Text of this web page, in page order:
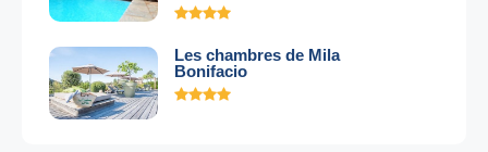
Les chambres de Mila
Bonifacio